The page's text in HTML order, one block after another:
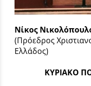
Νίκος
(Πρόεδρος
Ελλάδος)
ΚΥΡΙΑΚΟ